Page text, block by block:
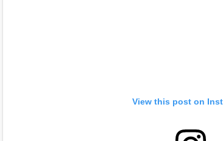
View this post on